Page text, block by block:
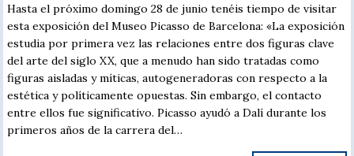
Hasta el próximo domingo 28 de junio tenéis tiempo de visitar
esta exposición del Museo Picasso de Barcelona: «La exposición
estudia por primera vez las relaciones entre dos figuras clave
del arte del siglo XX, que a menudo han sido tratadas como
figuras aisladas y míticas, autogeneradoras con respecto a la
estética y políticamente opuestas. Sin embargo, el contacto
entre ellos fue significativo. Picasso ayudó a Dalí durante los
primeros años de la carrera del…